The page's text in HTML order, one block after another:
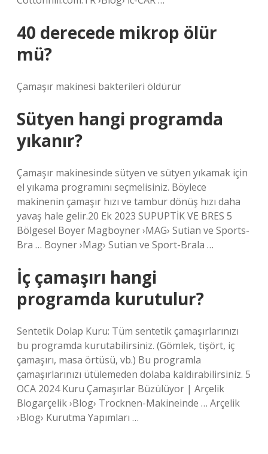
40 derecede mikrop ölür
mü?
Çamaşır makinesi bakterileri öldürür
Sütyen hangi programda
yıkanır?
Çamaşır makinesinde sütyen ve sütyen yıkamak için
el yıkama programını seçmelisiniz. Böylece
makinenin çamaşır hızı ve tambur dönüş hızı daha
yavaş hale gelir.20 Ek 2023 SUPUPTİK VE BRES 5
Bölgesel Boyer Magboyner ›MAG› Sutian ve Sports-
Bra … Boyner ›Mag› Sutian ve Sport-Brala …
İç çamaşırı hangi
programda kurutulur?
Sentetik Dolap Kuru: Tüm sentetik çamaşırlarınızı
bu programda kurutabilirsiniz. (Gömlek, tişört, iç
çamaşırı, masa örtüsü, vb.) Bu programla
çamaşırlarınızı ütülemeden dolaba kaldırabilirsiniz. 5
OCA 2024 Kuru Çamaşırlar Büzülüyor | Arçelik
Blogarçelik ›Blog› Trocknen-Makineinde … Arçelik
›Blog› Kurutma Yapımları …